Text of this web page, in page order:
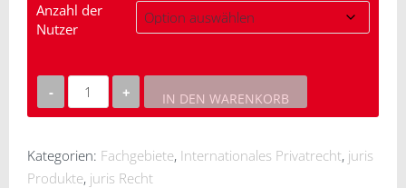
Anzahl der
Nutzer
juris
Privatrecht
Menge
IN DEN WARENKORB
Kategorien: Fachgebiete, Internationales Privatrecht, juris
Produkte, juris Recht